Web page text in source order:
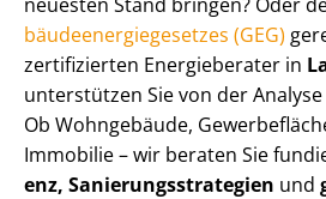
bäu­de­en­er­gie­ge­set­zes (GEG)
zertifizierten Energieberater in
unterstützen Sie von der
Ob Wohngebäude,
Immobilie – wir beraten Sie
enz, Sa­nie­rungs­stra­te­gien und